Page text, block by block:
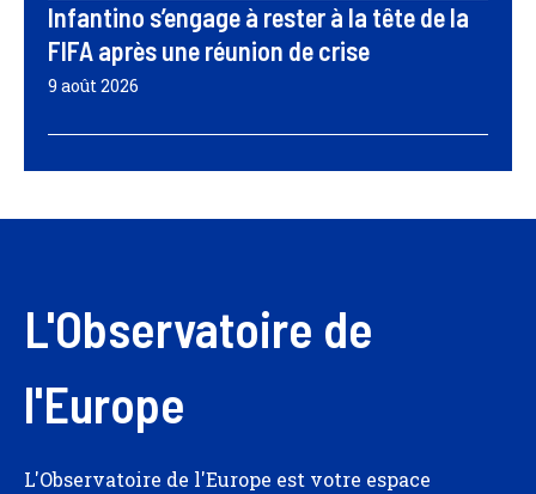
Infantino s’engage à rester à la tête de la
FIFA après une réunion de crise
9 août 2026
L'Observatoire de
l'Europe
L'Observatoire de l'Europe est votre espace